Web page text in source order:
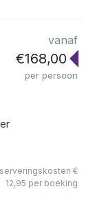
vanaf
€168,00
per persoon
€
12,95 per boeking